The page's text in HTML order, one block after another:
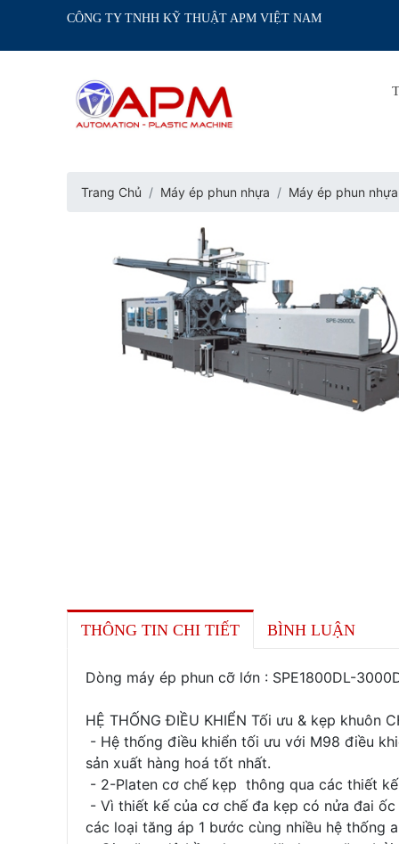
CÔNG TY TNHH KỸ THUẬT APM VIỆT NAM
Trang Chủ Máy ép phun nhựa Máy ép phun
THÔNG TIN CHI TIẾT BÌNH LUẬN
Dòng máy ép phun cỡ lớn : SPE1800DL-
HỆ THỐNG ĐIỀU KHIỂN Tối ưu & kẹp khuôn
- Hệ thống điều khiển tối ưu với M98 điều
sản xuất hàng hoá tốt nhất.
- 2-Platen cơ chế kẹp thông qua các thiết
- Vì thiết kế của cơ chế đa kẹp có nửa đai
các loại tăng áp 1 bước cùng nhiều hệ thống